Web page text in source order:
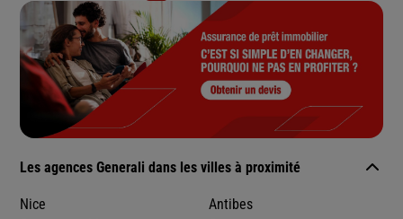
Les agences Generali dans les villes à proximité
Nice
Antibes